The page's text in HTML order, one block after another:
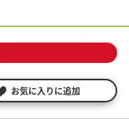
お気に入りに追加